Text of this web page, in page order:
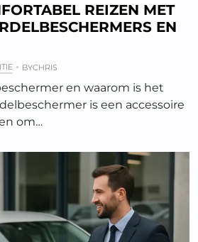
REIZEN MET
EN
BYCHRIS
en waarom is het
is een accessoire
om…